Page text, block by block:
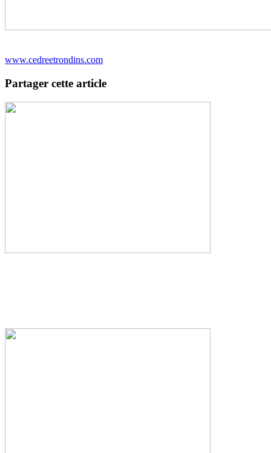
www.cedreetrondins.com
Partager cette article